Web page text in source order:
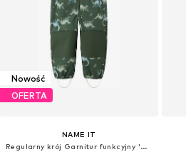
Nowość
OFERTA
NAME IT
Regularny krój Garnitur funkcyjny 'NMMALFA08'